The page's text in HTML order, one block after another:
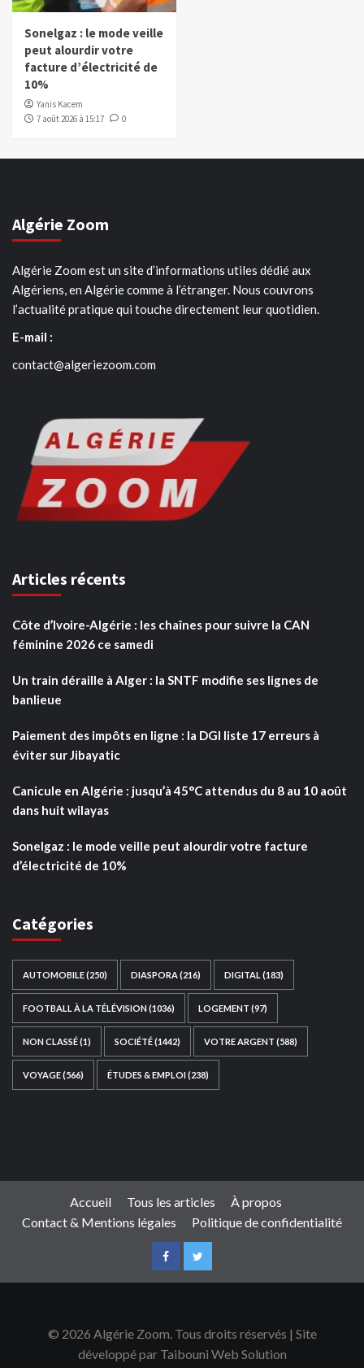
Sonelgaz : le mode veille
peut alourdir votre
facture d’électricité de
10%
Yanis Kacem
7 août 2026 à 15:17
0
Algérie Zoom
Algérie Zoom est un site d’informations utiles dédié aux
Algériens, en Algérie comme à l’étranger. Nous couvrons
l’actualité pratique qui touche directement leur quotidien.
E-mail :
contact@algeriezoom.com
Articles récents
Côte d’Ivoire-Algérie : les chaînes pour suivre la CAN
féminine 2026 ce samedi
Un train déraille à Alger : la SNTF modifie ses lignes de
banlieue
Paiement des impôts en ligne : la DGI liste 17 erreurs à
éviter sur Jibayatic
Canicule en Algérie : jusqu’à 45°C attendus du 8 au 10 août
dans huit wilayas
Sonelgaz : le mode veille peut alourdir votre facture
d’électricité de 10%
Catégories
AUTOMOBILE(250) DIASPORA(216) DIGITAL (183)
FOOTBALL À LA TÉLÉVISION(1036) LOGEMENT (97)
NON CLASSÉ(1) SOCIÉTÉ(1442) VOTRE ARGENT (588)
VOYAGE(566) ÉTUDES & EMPLOI(238)
Accueil Tous les articles
À propos
Contact & Mentions légales
Politique de confidentialité
© 2026 Algérie Zoom. Tous droits réservés | Site
développé par Taibouni Web Solution